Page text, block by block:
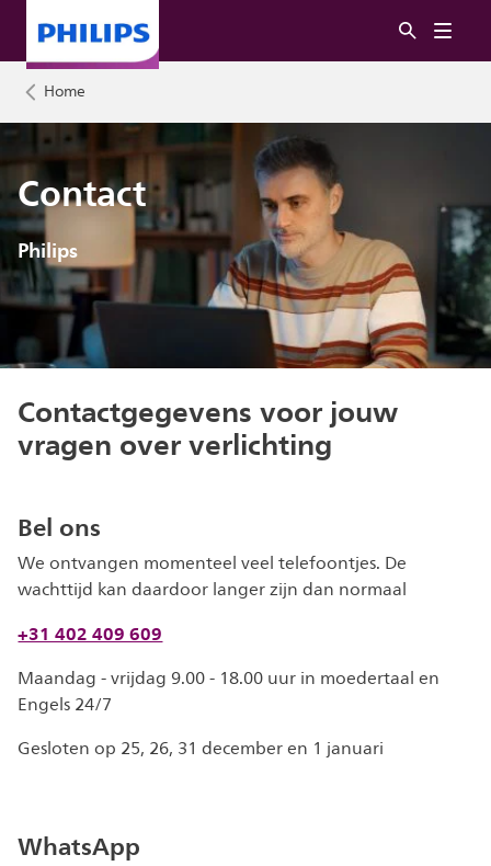
Home
Contact
Philips
Contactgegevens voor jouw
vragen over verlichting
Bel ons
We ontvangen momenteel veel telefoontjes. De
wachttijd kan daardoor langer zijn dan normaal
+31 402 409 609
Maandag - vrijdag 9.00 - 18.00 uur in moedertaal en
Engels 24/7
Gesloten op 25, 26, 31 december en 1 januari
WhatsApp